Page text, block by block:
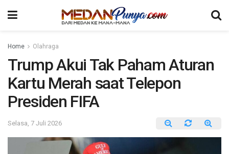
Home Olahraga
Trump Akui Tak Paham Aturan
Kartu Merah saat Telepon
Presiden FIFA
Selasa, 7 Juli 2026